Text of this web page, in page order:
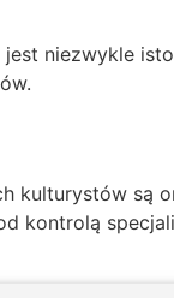
niezwykle
kulturystów są
kontrolą